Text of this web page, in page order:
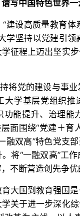
写中国特色世界
“建设高质量教育
学坚持以党建引
征程上迈出坚实
将党的建设与事
大学基层党组织推
功能提升、治理
面围绕“党建＋育
融双高”特色党支
将“一融双高”工
不断营造创先争优
大国到教育强国
关于进一步深化